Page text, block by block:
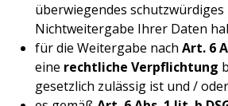
überwiegendes
Nichtweitergabe Ihrer Daten
für die Weitergabe nach Art. 6
eine rechtliche Verpflichtung
gesetzlich zulässig ist und / oder